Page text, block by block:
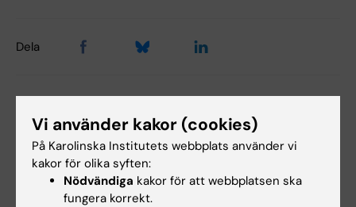
Dela
Relaterade artiklar
Vi använder kakor (cookies)
På Karolinska Institutets webbplats använder vi
kakor för olika syften:
Nödvändiga kakor för att webbplatsen ska
fungera korrekt.